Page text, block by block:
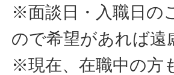
※面談日・入職日の
ので希望があれば
※現在、在職中の方